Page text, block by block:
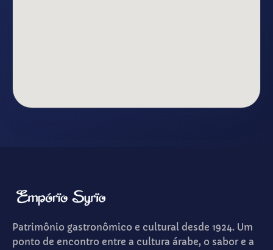
Patrimônio gastronômico e cultural desde 1924. Um
ponto de encontro entre a cultura árabe, o sabor e a